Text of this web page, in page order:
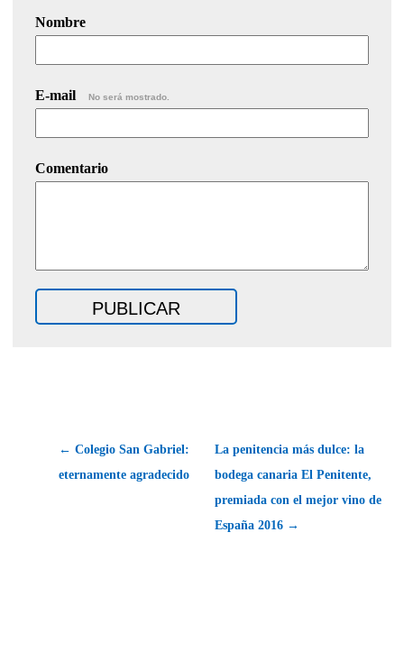
Nombre
E-mail No será mostrado.
Comentario
← Colegio San Gabriel:
eternamente agradecido
La penitencia más dulce: la
bodega canaria El Penitente,
premiada con el mejor vino de
España 2016 →